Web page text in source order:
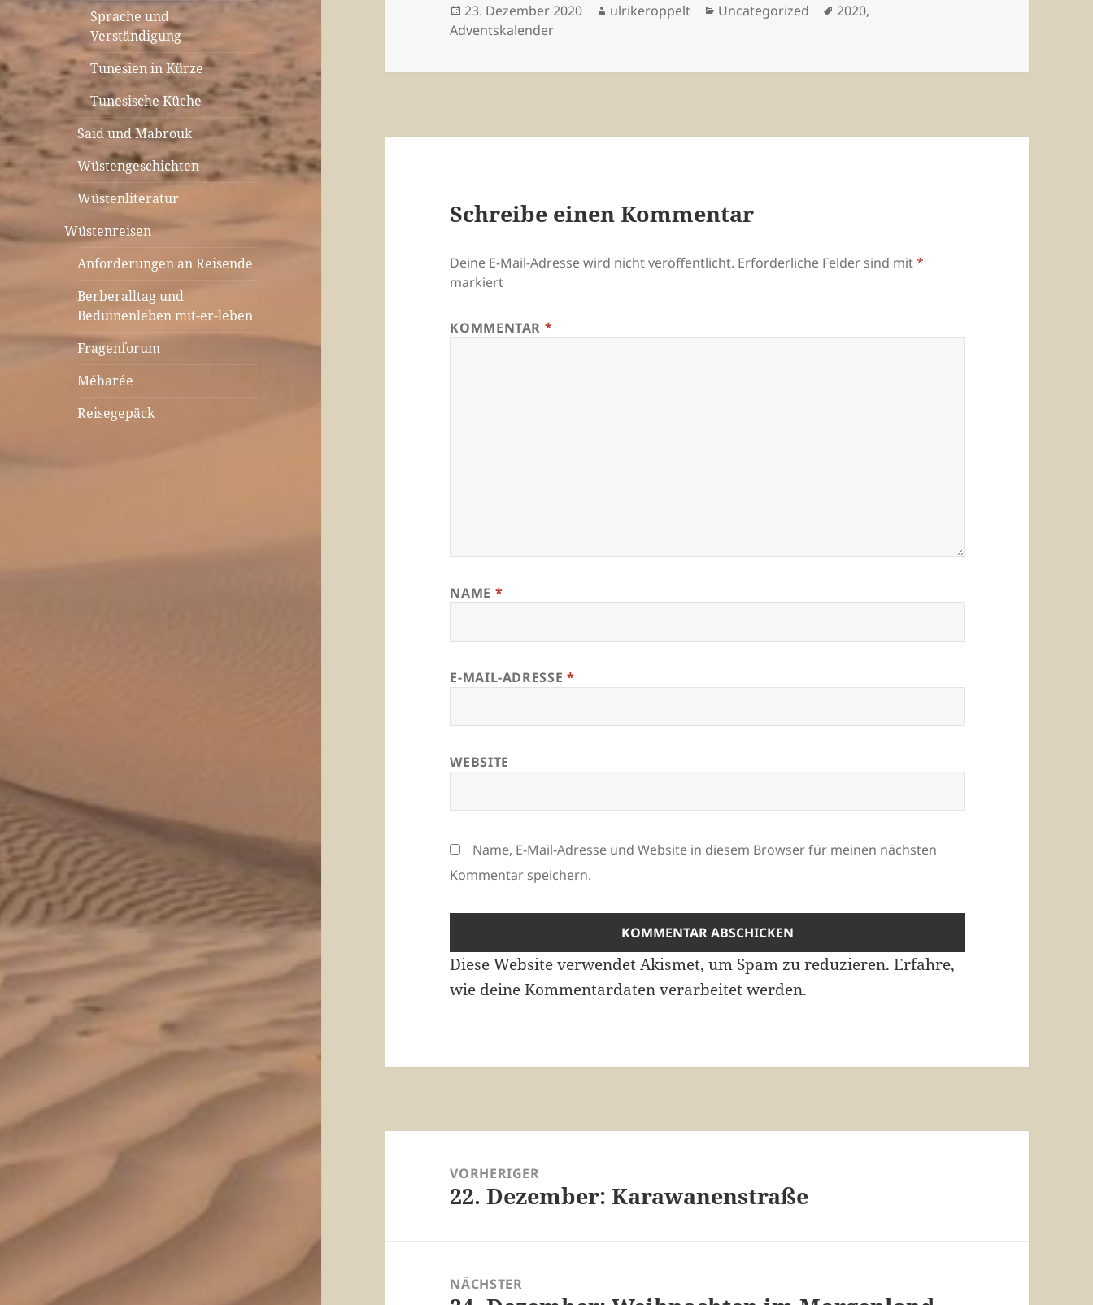
Sprache und
Verständigung
Tunesien in Kürze
Tunesische Küche
Said und Mabrouk
Wüstengeschichten
Wüstenliteratur
Wüstenreisen
Anforderungen an Reisende
Berberalltag und
Beduinenleben mit-er-leben
Fragenforum
Méharée
Reisegepäck
Veröffentlicht
am
23. Dezember 2020 Autor
ulrikeroppelt Kategorien
Uncategorized Schlagwörter
2020,
Adventskalender
Schreibe einen Kommentar
Deine E-Mail-Adresse wird nicht veröffentlicht. Erforderliche Felder sind mit*
markiert
KOMMENTAR *
NAME *
E-MAIL-ADRESSE *
WEBSITE
Name, E-Mail-Adresse und Website in diesem Browser für meinen nächsten
Kommentar speichern.
Diese Website verwendet Akismet, um Spam zu reduzieren.Erfahre,
wie deine Kommentardaten verarbeitet werden.
VORHERIGER
Vorheriger
22. Dezember: Karawanenstraße
NÄCHSTER